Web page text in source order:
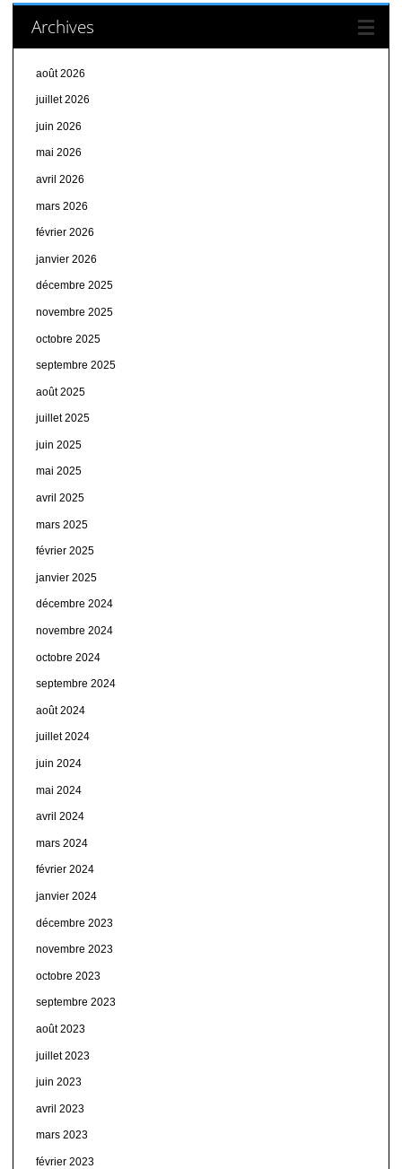
Archives
août 2026
juillet 2026
juin 2026
mai 2026
avril 2026
mars 2026
février 2026
janvier 2026
décembre 2025
novembre 2025
octobre 2025
septembre 2025
août 2025
juillet 2025
juin 2025
mai 2025
avril 2025
mars 2025
février 2025
janvier 2025
décembre 2024
novembre 2024
octobre 2024
septembre 2024
août 2024
juillet 2024
juin 2024
mai 2024
avril 2024
mars 2024
février 2024
janvier 2024
décembre 2023
novembre 2023
octobre 2023
septembre 2023
août 2023
juillet 2023
juin 2023
avril 2023
mars 2023
février 2023